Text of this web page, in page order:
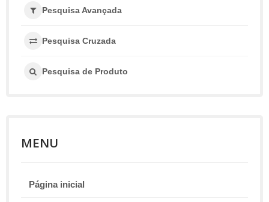
Pesquisa Avançada
Pesquisa Cruzada
Pesquisa de Produto
MENU
Página inicial